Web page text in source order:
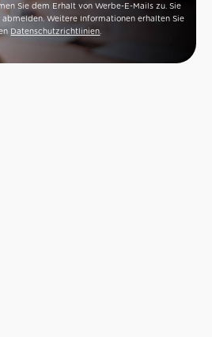
Sie dem Erhalt von Werbe-E-Mails zu. Sie
Weitere Informationen erhalten Sie
Datenschutzrichtlinien